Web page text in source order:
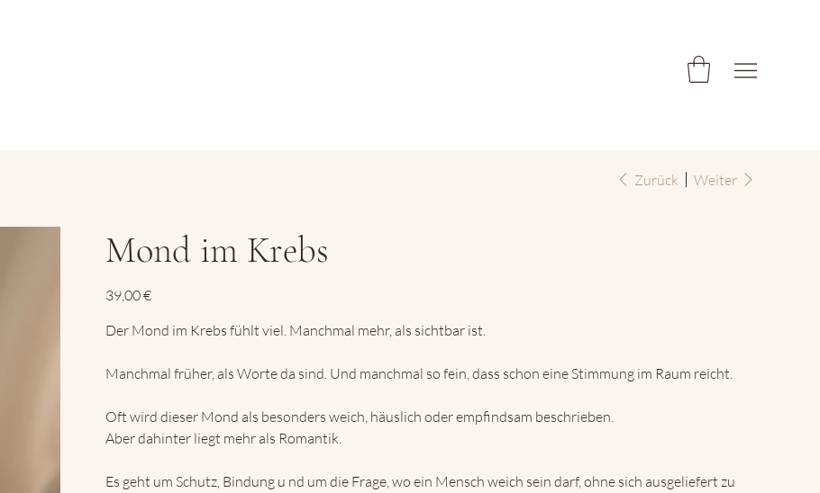
Zurück Weiter
Mond im Krebs
39,00 €
Der Mond im Krebs fühlt viel. Manchmal mehr, als sichtbar ist.
Manchmal früher, als Worte da sind. Und manchmal so fein, dass schon eine Stimmung im Raum reicht.
Oft wird dieser Mond als besonders weich, häuslich oder empfindsam beschrieben.
Aber dahinter liegt mehr als Romantik.
Es geht um Schutz, Bindung u nd um die Frage, wo ein Mensch weich sein darf, ohne sich ausgeliefert zu